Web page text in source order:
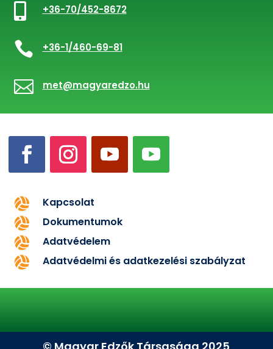
 +36-70/452-8672
 +36-1/460-69-81
 met@magyaredzo.hu
 Kapcsolat
 Dokumentumok
 Adatvédelem
 Adatvédelmi és adatkezelési szabályzat
© Magyar Edzők Társasága 2025